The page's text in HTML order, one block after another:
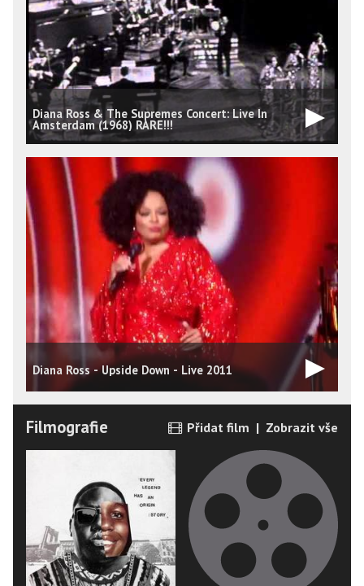
Diana Ross & The Supremes Concert: Live In
Amsterdam (1968) RARE!!!
Diana Ross - Upside Down - Live 2011
Filmografie Přidat film | Zobrazit vše